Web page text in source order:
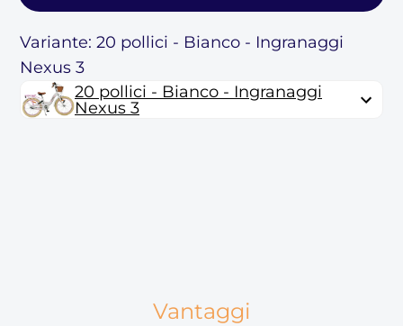
Variante: 20 pollici - Bianco - Ingranaggi
Nexus 3
20 pollici - Bianco - Ingranaggi
Nexus 3
Vantaggi